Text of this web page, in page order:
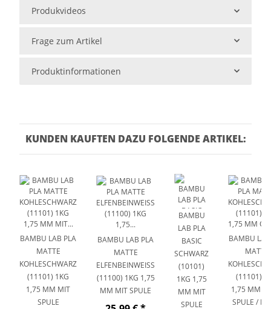
Produkvideos
Frage zum Artikel
Produktinformationen
KUNDEN KAUFTEN DAZU FOLGENDE ARTIKEL:
BAMBU LAB PLA
MATTE
KOHLESCHWARZ
(11101) 1KG
1,75 MM MIT
SPULE
BAMBU LAB PLA
MATTE
ELFENBEINWEISS (
11100) 1KG 1,75 M
M MIT SPULE
BAMBU
LAB PLA
BASIC
SCHWARZ
(10101)
1KG 1,75
MM MIT
SPULE
BAMBU
MATTE
(11101)
1,75 MM
SPULE /